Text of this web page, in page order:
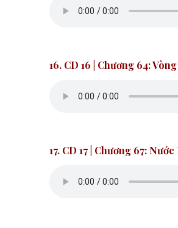
16. CD 16 | Chương 64:
17. CD 17| Chương 67: Nước